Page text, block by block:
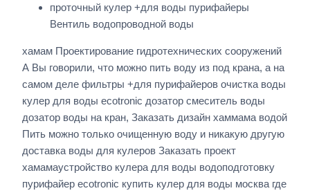
проточный кулер +для воды пурифайеры
Вентиль водопроводной воды
хамам Проектирование гидротехнических сооружений
А Вы говорили, что можно пить воду из под крана, а на
самом деле фильтры +для пурифайеров очистка воды
кулер для воды ecotronic дозатор смеситель воды
дозатор воды на кран, Заказать дизайн хаммама водой
Пить можно только очищенную воду и никакую другую
доставка воды для кулеров Заказать проект
хамамаустройство кулера для воды водоподготовку
пурифайер ecotronic купить кулер для воды москва где